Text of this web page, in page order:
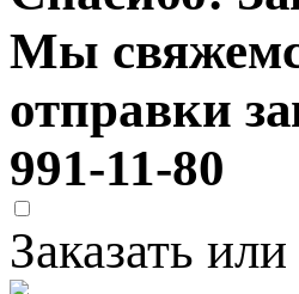
Мы
отправки
991-11-80
Заказать